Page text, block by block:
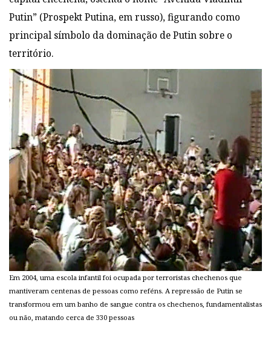
Putin” (Prospekt Putina, em russo), figurando como
principal símbolo da dominação de Putin sobre o
território.
Em 2004, uma escola infantil foi ocupada por terroristas chechenos que
mantiveram centenas de pessoas como reféns. A repressão de Putin se
transformou em um banho de sangue contra os chechenos, fundamentalistas
ou não, matando cerca de 330 pessoas